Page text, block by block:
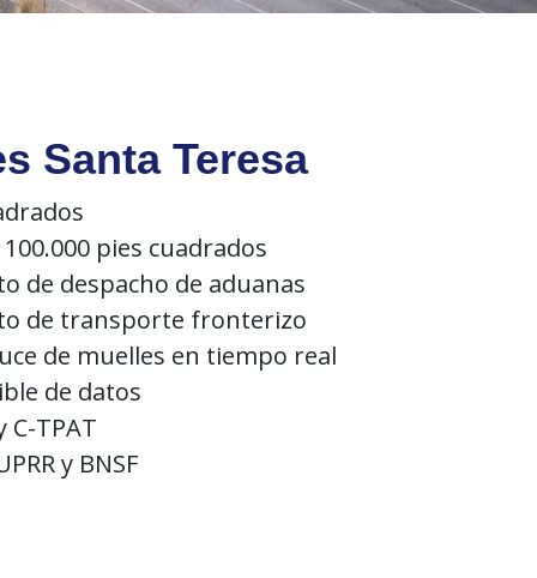
Santa Teresa
pies cuadrados
de despacho de aduanas
de transporte fronterizo
de muelles en tiempo real
de datos
C-TPAT
y BNSF